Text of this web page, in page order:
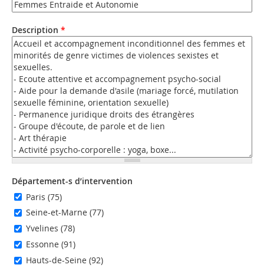
Description *
Département-s d’intervention
Paris (75)
Seine-et-Marne (77)
Yvelines (78)
Essonne (91)
Hauts-de-Seine (92)